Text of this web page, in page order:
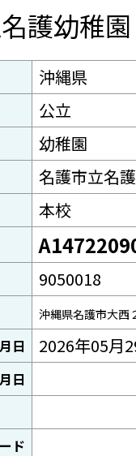
護幼稚園
沖縄県
公立
幼稚園
名護市立名
本校
9050018
沖縄県名護市大西
日 2026年05月
日
ド